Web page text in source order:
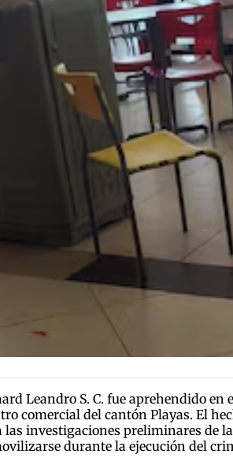
Leandro S. C. fue aprehendido
comercial del cantón Playas. El
las investigaciones preliminares de
durante la ejecución del